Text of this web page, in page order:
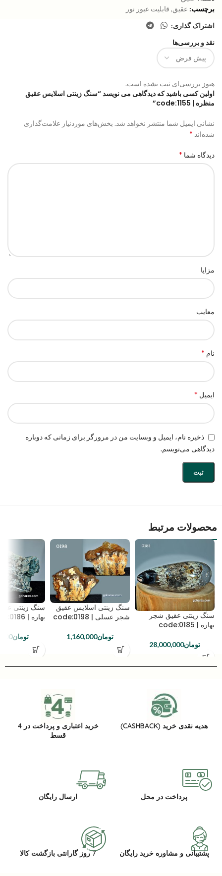
برچسب: عقیق, قابلیت عبور نور
اشتراک گذاری:
نقد و بررسی‌ها
هنوز بررسی‌ای ثبت نشده است.
اولین کسی باشید که دیدگاهی می نویسد “سنگ زینتی اسلایس عقیق
منظره | code:1155”
نشانی ایمیل شما منتشر نخواهد شد. بخش‌های موردنیاز علامت‌گذاری
شده‌اند *
دیدگاه شما *
مزایا
معایب
نام *
ایمیل *
ذخیره نام، ایمیل و وبسایت من در مرورگر برای زمانی که دوباره
دیدگاهی می‌نویسم.
محصولات مرتبط
سنگ زینتی عقیق شجر
بهاره | code:0185
تومان28,000,000
سنگ زینتی اسلایس عقیق
شجر عسلی | code:0198
تومان1,160,000
سنگ زینتی
بهاره | code:0186
تومان
هدیه نقدی خرید (CASHBACK)
خرید اعتباری و پرداخت در 4
قسط
پرداخت در محل ارسال رایگان
پشتیبانی و مشاوره خرید رایگان 7 روز گارانتی بازگشت کالا